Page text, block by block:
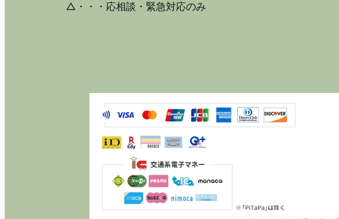
△・・・応相談・緊急対応のみ